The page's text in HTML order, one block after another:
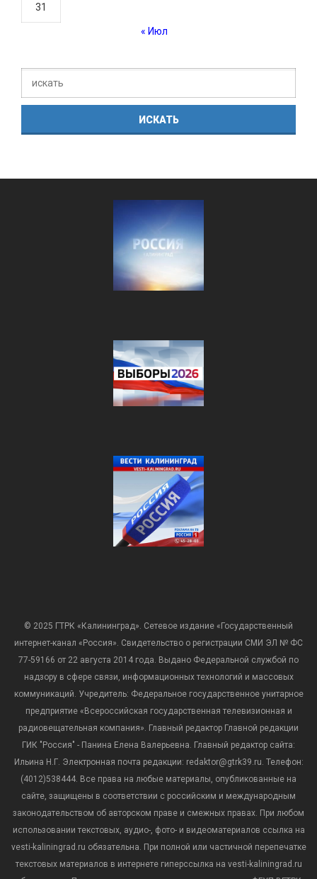
31
« Июл
© 2025 ГТРК «Калининград». Сетевое издание «Государственный
интернет-канал «Россия». Свидетельство о регистрации СМИ ЭЛ № ФС
77-59166 от 22 августа 2014 года. Выдано Федеральной службой по
надзору в сфере связи, информационных технологий и массовых
коммуникаций. Учредитель: Федеральное государственное унитарное
предприятие «Всероссийская государственная телевизионная и
радиовещательная компания». Главный редактор Главной редакции
ГИК "Россия" - Панина Елена Валерьевна. Главный редактор сайта:
Ильина Н.Г. Электронная почта редакции: redaktor@gtrk39.ru. Телефон:
(4012)538444. Все права на любые материалы, опубликованные на
сайте, защищены в соответствии с российским и международным
законодательством об авторском праве и смежных правах. При любом
использовании текстовых, аудио-, фото- и видеоматериалов ссылка на
vesti-kaliningrad.ru обязательна. При полной или частичной перепечатке
текстовых материалов в интернете гиперссылка на vesti-kaliningrad.ru